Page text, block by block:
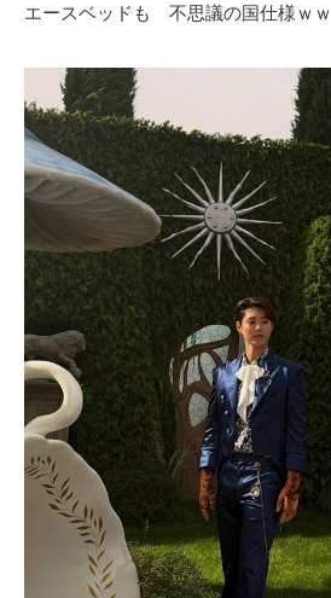
エースベッドも 不思議の国仕様ｗｗ